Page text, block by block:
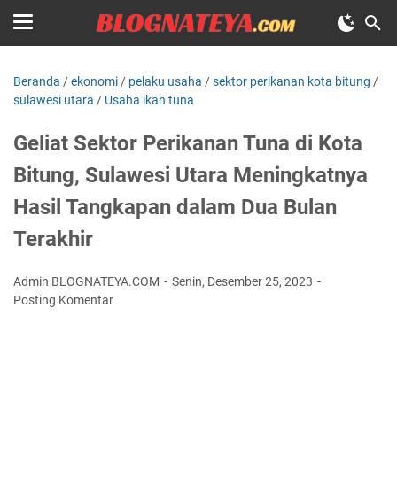
Beranda /ekonomi / pelaku usaha /sektor perikanan kota bitung /
sulawesi utara / Usaha ikan tuna
Geliat Sektor Perikanan Tuna di Kota
Bitung, Sulawesi Utara Meningkatnya
Hasil Tangkapan dalam Dua Bulan
Terakhir
Admin BLOGNATEYA.COM
Senin, Desember 25, 2023
Posting Komentar